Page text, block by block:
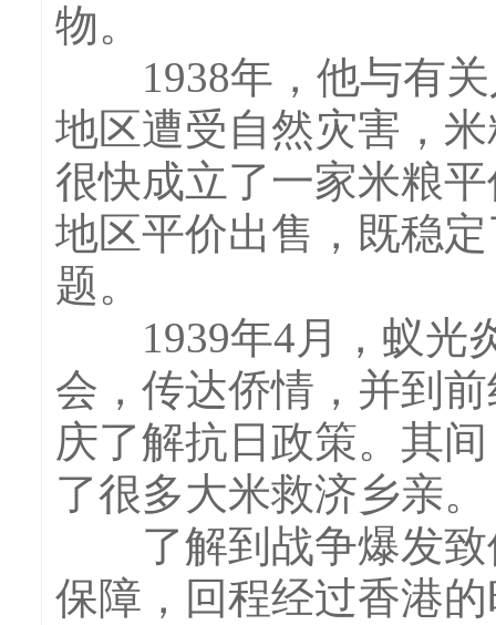
物。
1938年，他与有关
地区遭受自然灾害，
很快成立了一家米粮
地区平价出售，既稳
题。
1939年4月，蚁光炎
会，传达侨情，并到
庆了解抗日政策。其
了很多大米救济乡亲。
了解到战争爆发致
保障，回程经过香港